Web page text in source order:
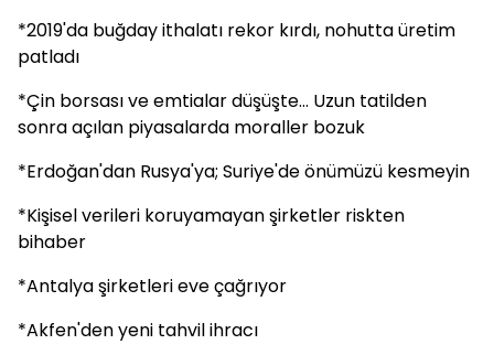
*2019'da buğday ithalatı rekor kırdı, nohutta üretim
patladı
*Çin borsası ve emtialar düşüşte... Uzun tatilden
sonra açılan piyasalarda moraller bozuk
*Erdoğan'dan Rusya'ya; Suriye'de önümüzü kesmeyin
*Kişisel verileri koruyamayan şirketler riskten
bihaber
*Antalya şirketleri eve çağrıyor
*Akfen'den yeni tahvil ihracı